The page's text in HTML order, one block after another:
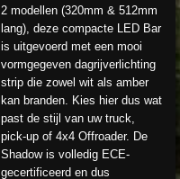
2 modellen (320mm & 512mm
lang), deze compacte LED Bar
is uitgevoerd met een mooi
vormgegeven dagrijverlichting
strip die zowel wit als amber
kan branden. Kies hier dus wat
past de stijl van uw truck,
pick-up of 4x4 Offroader. De
Shadow is volledig ECE-
gecertificeerd en dus